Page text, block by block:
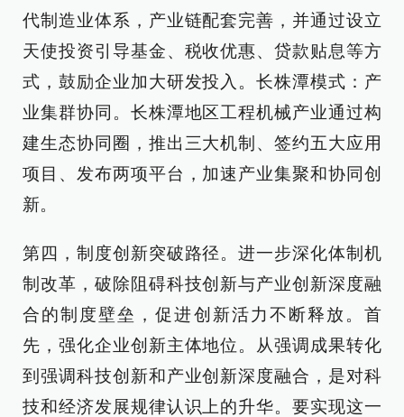
代制造业体系，产业链配套完善，并通过设立
天使投资引导基金、税收优惠、贷款贴息等方
式，鼓励企业加大研发投入。长株潭模式：产
业集群协同。长株潭地区工程机械产业通过构
建生态协同圈，推出三大机制、签约五大应用
项目、发布两项平台，加速产业集聚和协同创
新。
第四，制度创新突破路径。进一步深化体制机
制改革，破除阻碍科技创新与产业创新深度融
合的制度壁垒，促进创新活力不断释放。首
先，强化企业创新主体地位。从强调成果转化
到强调科技创新和产业创新深度融合，是对科
技和经济发展规律认识上的升华。要实现这一